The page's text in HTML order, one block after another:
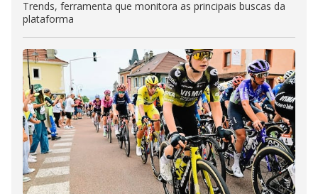
Trends, ferramenta que monitora as principais buscas da
plataforma